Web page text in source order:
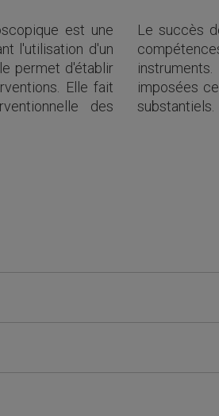
est une
l'utilisation d'un
permet d'établir
Elle fait
des
Le succès
imposées
substantiels.